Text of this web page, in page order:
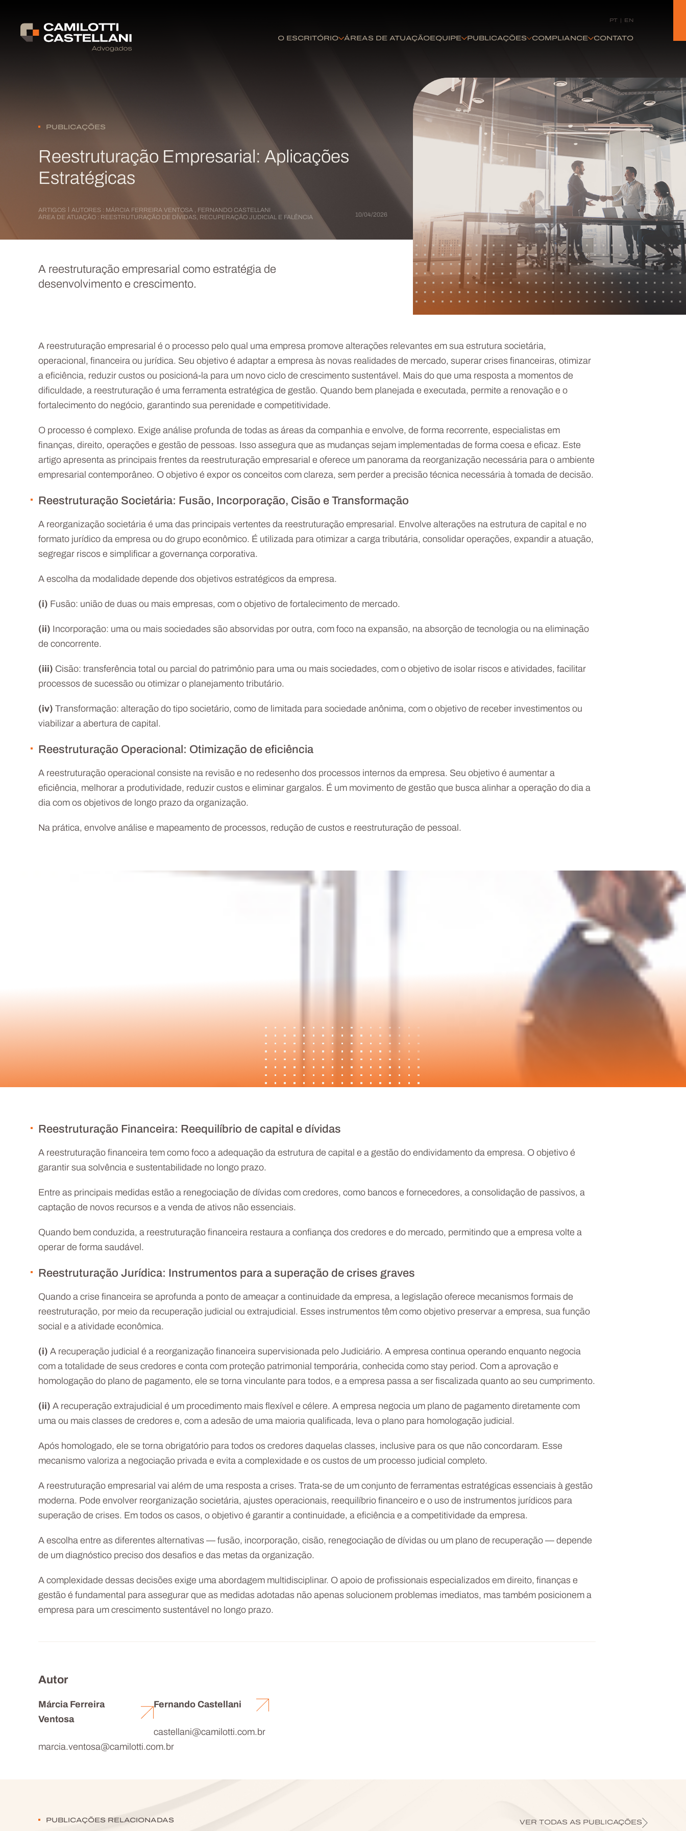
PT EN
O ESCRITÓRIO ÁREAS DE ATUAÇÃOEQUIPE PUBLICAÇÕES COMPLIANCE CONTATO
PUBLICAÇÕES
Reestruturação Empresarial: Aplicações
Estratégicas
ARTIGOS AUTORES : MÁRCIA FERREIRA VENTOSA , FERNANDO CASTELLANI
ÁREA DE ATUAÇÃO : REESTRUTURAÇÃO DE DÍVIDAS, RECUPERAÇÃO JUDICIAL E FALÊNCIA 10/04/2026
A reestruturação empresarial como estratégia de
desenvolvimento e crescimento.
A reestruturação empresarial é o processo pelo qual uma empresa promove alterações relevantes em sua estrutura societária,
operacional, financeira ou jurídica. Seu objetivo é adaptar a empresa às novas realidades de mercado, superar crises financeiras, otimizar
a eficiência, reduzir custos ou posicioná-la para um novo ciclo de crescimento sustentável. Mais do que uma resposta a momentos de
dificuldade, a reestruturação é uma ferramenta estratégica de gestão. Quando bem planejada e executada, permite a renovação e o
fortalecimento do negócio, garantindo sua perenidade e competitividade.
O processo é complexo. Exige análise profunda de todas as áreas da companhia e envolve, de forma recorrente, especialistas em
finanças, direito, operações e gestão de pessoas. Isso assegura que as mudanças sejam implementadas de forma coesa e eficaz. Este
artigo apresenta as principais frentes da reestruturação empresarial e oferece um panorama da reorganização necessária para o ambiente
empresarial contemporâneo. O objetivo é expor os conceitos com clareza, sem perder a precisão técnica necessária à tomada de decisão.
Reestruturação Societária: Fusão, Incorporação, Cisão e Transformação
A reorganização societária é uma das principais vertentes da reestruturação empresarial. Envolve alterações na estrutura de capital e no
formato jurídico da empresa ou do grupo econômico. É utilizada para otimizar a carga tributária, consolidar operações, expandir a atuação,
segregar riscos e simplificar a governança corporativa.
A escolha da modalidade depende dos objetivos estratégicos da empresa.
(i) Fusão: união de duas ou mais empresas, com o objetivo de fortalecimento de mercado.
(ii) Incorporação: uma ou mais sociedades são absorvidas por outra, com foco na expansão, na absorção de tecnologia ou na eliminação
de concorrente.
(iii) Cisão: transferência total ou parcial do patrimônio para uma ou mais sociedades, com o objetivo de isolar riscos e atividades, facilitar
processos de sucessão ou otimizar o planejamento tributário.
(iv) Transformação: alteração do tipo societário, como de limitada para sociedade anônima, com o objetivo de receber investimentos ou
viabilizar a abertura de capital.
Reestruturação Operacional: Otimização de eficiência
A reestruturação operacional consiste na revisão e no redesenho dos processos internos da empresa. Seu objetivo é aumentar a
eficiência, melhorar a produtividade, reduzir custos e eliminar gargalos. É um movimento de gestão que busca alinhar a operação do dia a
dia com os objetivos de longo prazo da organização.
Na prática, envolve análise e mapeamento de processos, redução de custos e reestruturação de pessoal.
Reestruturação Financeira: Reequilíbrio de capital e dívidas
A reestruturação financeira tem como foco a adequação da estrutura de capital e a gestão do endividamento da empresa. O objetivo é
garantir sua solvência e sustentabilidade no longo prazo.
Entre as principais medidas estão a renegociação de dívidas com credores, como bancos e fornecedores, a consolidação de passivos, a
captação de novos recursos e a venda de ativos não essenciais.
Quando bem conduzida, a reestruturação financeira restaura a confiança dos credores e do mercado, permitindo que a empresa volte a
operar de forma saudável.
Reestruturação Jurídica: Instrumentos para a superação de crises graves
Quando a crise financeira se aprofunda a ponto de ameaçar a continuidade da empresa, a legislação oferece mecanismos formais de
reestruturação, por meio da recuperação judicial ou extrajudicial. Esses instrumentos têm como objetivo preservar a empresa, sua função
social e a atividade econômica.
(i) A recuperação judicial é a reorganização financeira supervisionada pelo Judiciário. A empresa continua operando enquanto negocia
com a totalidade de seus credores e conta com proteção patrimonial temporária, conhecida como stay period. Com a aprovação e
homologação do plano de pagamento, ele se torna vinculante para todos, e a empresa passa a ser fiscalizada quanto ao seu cumprimento.
(ii) A recuperação extrajudicial é um procedimento mais flexível e célere. A empresa negocia um plano de pagamento diretamente com
uma ou mais classes de credores e, com a adesão de uma maioria qualificada, leva o plano para homologação judicial.
Após homologado, ele se torna obrigatório para todos os credores daquelas classes, inclusive para os que não concordaram. Esse
mecanismo valoriza a negociação privada e evita a complexidade e os custos de um processo judicial completo.
A reestruturação empresarial vai além de uma resposta a crises. Trata-se de um conjunto de ferramentas estratégicas essenciais à gestão
moderna. Pode envolver reorganização societária, ajustes operacionais, reequilíbrio financeiro e o uso de instrumentos jurídicos para
superação de crises. Em todos os casos, o objetivo é garantir a continuidade, a eficiência e a competitividade da empresa.
A escolha entre as diferentes alternativas — fusão, incorporação, cisão, renegociação de dívidas ou um plano de recuperação — depende
de um diagnóstico preciso dos desafios e das metas da organização.
A complexidade dessas decisões exige uma abordagem multidisciplinar. O apoio de profissionais especializados em direito, finanças e
gestão é fundamental para assegurar que as medidas adotadas não apenas solucionem problemas imediatos, mas também posicionem a
empresa para um crescimento sustentável no longo prazo.
Autor
Márcia Ferreira
Ventosa
marcia.ventosa@camilotti.com.br
Fernando Castellani
castellani@camilotti.com.br
PUBLICAÇÕES RELACIONADAS VER TODAS AS PUBLICAÇÕES